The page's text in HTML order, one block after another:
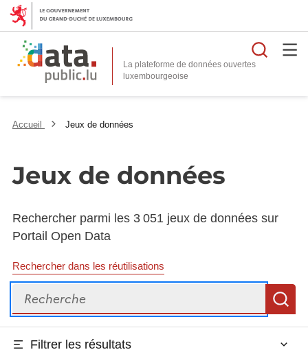
La plateforme de données ouvertes
Accueil Jeux de données
Jeux de données
Rechercher parmi les 3 051 jeux de données sur
Portail Open Data
Rechercher dans les réutilisations
Recherche
Filtrer les résultats